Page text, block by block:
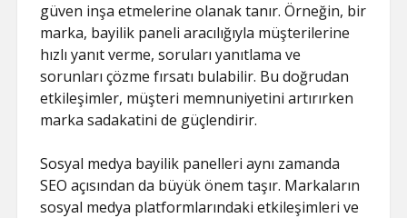
güven inşa etmelerine olanak tanır. Örneğin, bir
marka, bayilik paneli aracılığıyla müşterilerine
hızlı yanıt verme, soruları yanıtlama ve
sorunları çözme fırsatı bulabilir. Bu doğrudan
etkileşimler, müşteri memnuniyetini artırırken
marka sadakatini de güçlendirir.
Sosyal medya bayilik panelleri aynı zamanda
SEO açısından da büyük önem taşır. Markaların
sosyal medya platformlarındaki etkileşimleri ve